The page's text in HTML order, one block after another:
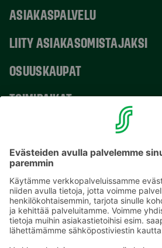
ASIAKASPALVELU
LIITY ASIAKASOMISTAJAKSI
OSUUSKAUPAT
TOIMIPAIKAT
Sähköpostiosoitteet S-ryhmässä
etunimi.sukunimi@sok.fi